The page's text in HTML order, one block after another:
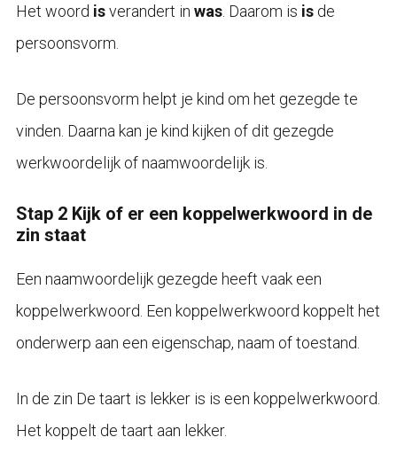
Het woord isverandert in was. Daarom is isde
persoonsvorm.
De persoonsvorm helpt je kind om het gezegde te
vinden. Daarna kan je kind kijken of dit gezegde
werkwoordelijk of naamwoordelijk is.
Stap 2 Kijk of er een koppelwerkwoord in de
zin staat
Een naamwoordelijk gezegde heeft vaak een
koppelwerkwoord. Een koppelwerkwoord koppelt het
onderwerp aan een eigenschap, naam of toestand.
In de zin De taart is lekker is is een koppelwerkwoord.
Het koppelt de taart aan lekker.